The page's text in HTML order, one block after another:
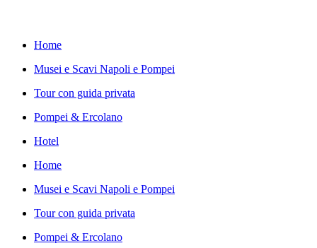
Home
Musei e Scavi Napoli e Pompei
Tour con guida privata
Pompei & Ercolano
Hotel
Home
Musei e Scavi Napoli e Pompei
Tour con guida privata
Pompei & Ercolano